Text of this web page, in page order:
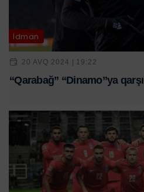
İdman
20 AVQ 2024 | 19:22
“Qarabağ” “Dinamo”ya qarşı